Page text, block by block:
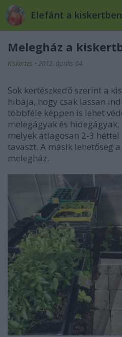
Elefánt a kiskertben
Melegház a
Kiskertes • 2012. április 04.
Sok kertészkedő szerint a
hibája, hogy csak lassan
többféle képpen is lehet
melegágyak és
melyek átlagosan 2-3
tavaszt. A másik lehetőség
melegház.